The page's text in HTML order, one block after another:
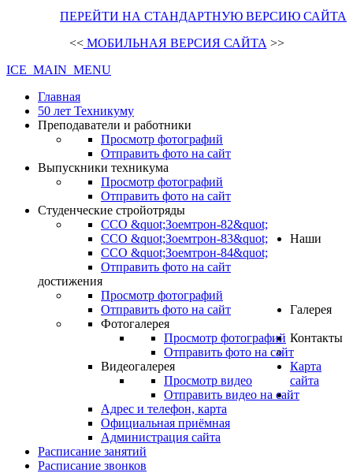
ПЕРЕЙТИ НА СТАНДАРТНУЮ ВЕРСИЮ САЙТА
<<МОБИЛЬНАЯ ВЕРСИЯ САЙТА >>
ICE_MAIN_MENU
Главная
50 лет Техникуму
Преподаватели и работники
Просмотр фотографий
Отправить фото на сайт
Выпускники техникума
Просмотр фотографий
Отправить фото на сайт
Студенческие стройотряды
ССО &quot;Зоемтрон-82&quot;
ССО &quot;Зоемтрон-83&quot;
ССО &quot;Зоемтрон-84&quot;
Отправить фото на сайт
Наши
достижения
Просмотр фотографий
Отправить фото на сайт
Галерея
Фотогалерея
Просмотр фотографий
Отправить фото на сайт
Видеогалерея
Просмотр видео
Отправить видео на сайт
Контакты
Адрес и телефон, карта
Официальная приёмная
Администрация сайта
Карта
сайта
.
Расписание занятий
Расписание звонков